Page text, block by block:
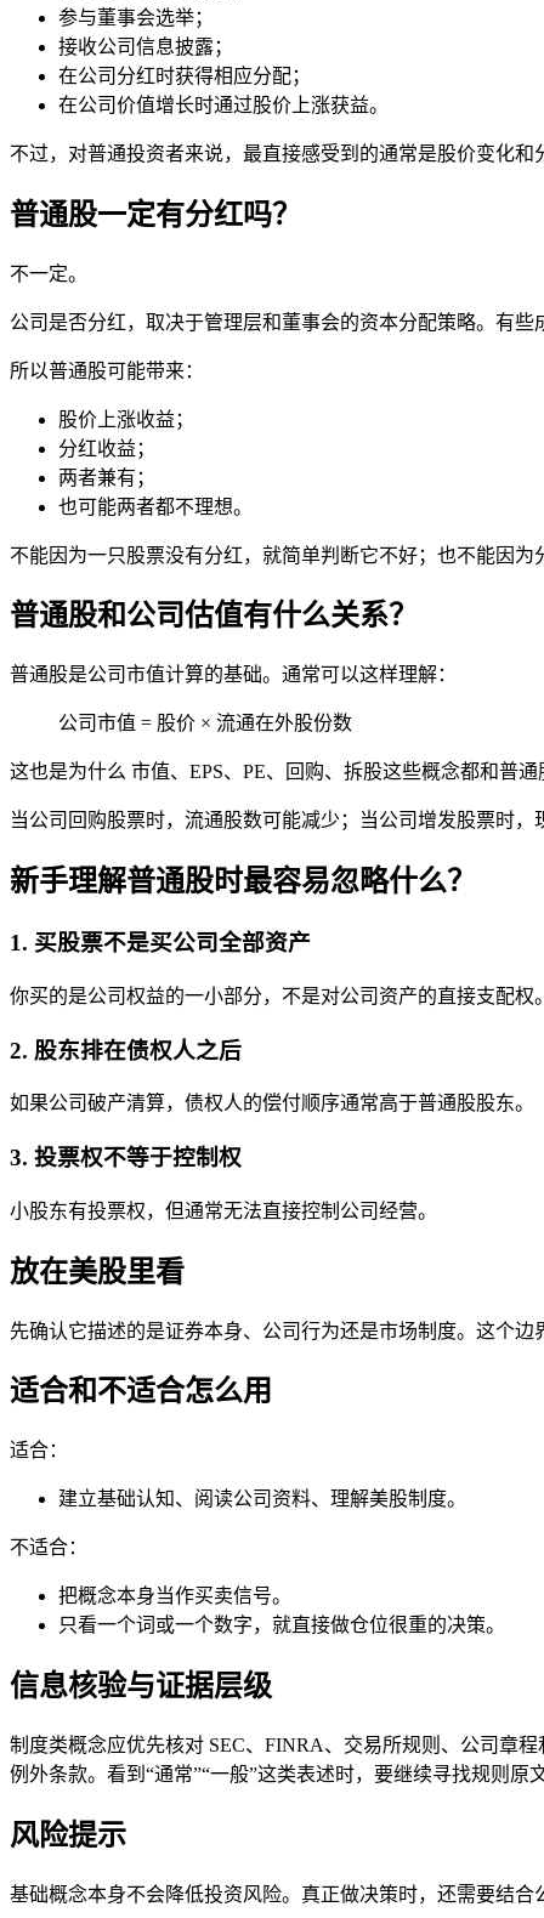
参与董事会选举；
接收公司信息披露；
在公司分红时获得相应分配；
在公司价值增长时通过股价上涨获益。
不过，对普通投资者来说，最直接感受到的通常是股价变化和
普通股一定有分红吗？
不一定。
公司是否分红，取决于管理层和董事会的资本分配策略。有
所以普通股可能带来：
股价上涨收益；
分红收益；
两者兼有；
也可能两者都不理想。
不能因为一只股票没有分红，就简单判断它不好；也不能因为
普通股和公司估值有什么关系？
普通股是公司市值计算的基础。通常可以这样理解：
公司市值 = 股价 × 流通在外股份数
这也是为什么 市值、 EPS、 PE、回购、拆股这些概念都和普
当公司回购股票时，流通股数可能减少；当公司增发股票时，
新手理解普通股时最容易忽略什么？
1. 买股票不是买公司全部资产
你买的是公司权益的一小部分，不是对公司资产的直接支配权
2. 股东排在债权人之后
如果公司破产清算，债权人的偿付顺序通常高于普通股股东。
3. 投票权不等于控制权
小股东有投票权，但通常无法直接控制公司经营。
放在美股里看
先确认它描述的是证券本身、公司行为还是市场制度。这个
适合和不适合怎么用
适合：
建立基础认知、阅读公司资料、理解美股制度。
不适合：
把概念本身当作买卖信号。
只看一个词或一个数字，就直接做仓位很重的决策。
信息核验与证据层级
制度类概念应优先核对 SEC、FINRA、交易所规则、公司章
例外条款。看到“通常”“一般”这类表述时，要继续寻找规则
风险提示
基础概念本身不会降低投资风险。真正做决策时，还需要结合